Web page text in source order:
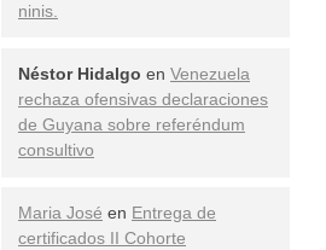
ninis.
Néstor Hidalgo en Venezuela
rechaza ofensivas declaraciones
de Guyana sobre referéndum
consultivo
Maria José en Entrega de
certificados II Cohorte